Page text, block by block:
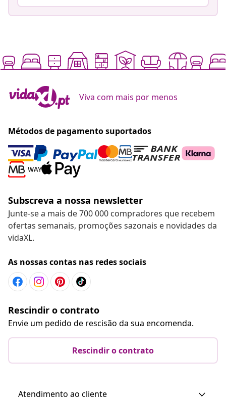
Viva com mais por menos
Métodos de pagamento suportados
Subscreva a nossa newsletter
Junte-se a mais de 700 000 compradores que recebem
ofertas semanais, promoções sazonais e novidades da
vidaXL.
As nossas contas nas redes sociais
Rescindir o contrato
Envie um pedido de rescisão da sua encomenda.
Rescindir o contrato
Atendimento ao cliente